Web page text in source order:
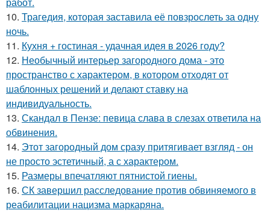
10. Трагедия, которая заставила её повзрослеть за одну
ночь.
11. Кухня + гостиная - удачная идея в 2026 году?
12. Необычный интерьер загородного дома - это
пространство с характером, в котором отходят от
шаблонных решений и делают ставку на
индивидуальность.
13. Скандал в Пензе: певица слава в слезах ответила на
обвинения.
14. Этот загородный дом сразу притягивает взгляд - он
не просто эстетичный, а с характером.
15. Размеры впечатляют пятнистой гиены.
16. СК завершил расследование против обвиняемого в
реабилитации нацизма маркаряна.